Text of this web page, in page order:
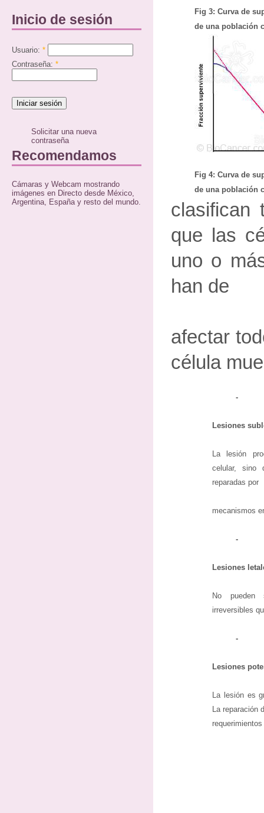
Inicio de sesión
Usuario: *
Contraseña: *
Solicitar una nueva
contraseña
Recomendamos
Cámaras y Webcam mostrando
imágenes en Directo desde México,
Argentina, España y resto del mundo.
Fig 3: Curva de
de una población
Fig 4: Curva de
de una población
clasifican
que las
uno o
han de
afectar
célula
-
Lesiones
La lesión
celular, sino
reparadas por
mecanismos
-
Lesiones
No pueden
irreversibles
-
Lesiones
La lesión es
La reparación